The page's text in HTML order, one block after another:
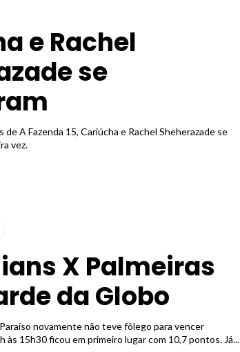
e Rachel
se
de A Fazenda 15, Cariúcha e Rachel Sheherazade se
vez.
X Palmeiras
da Globo
novamente não teve fôlego para vencer
às 15h30 ficou em primeiro lugar com 10,7 pontos. Já...